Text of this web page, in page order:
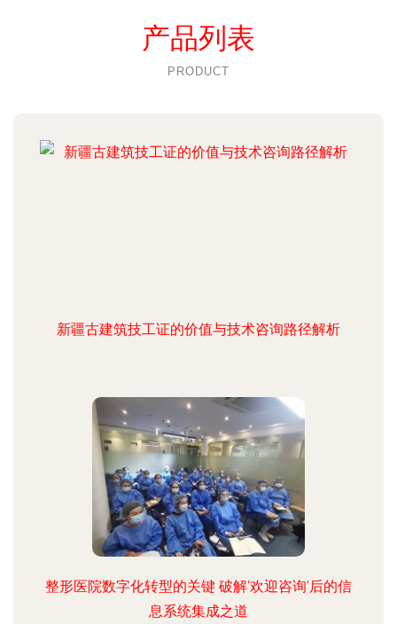
产品列表
PRODUCT
新疆古建筑技工证的价值与技术咨询路径解析
整形医院数字化转型的关键 破解‘欢迎咨询’后的信
息系统集成之道